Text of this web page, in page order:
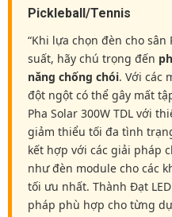
Pickleball/Tennis
“Khi lựa chọn đèn cho
suất, hãy chú trọng đến
năng chống chói. Với các
đột ngột có thể gây mất
Pha Solar 300W TDL với
giảm thiểu tối đa tình
kết hợp với các giải pháp
như đèn module cho các
tối ưu nhất. Thành Đạt
pháp phù hợp cho từng